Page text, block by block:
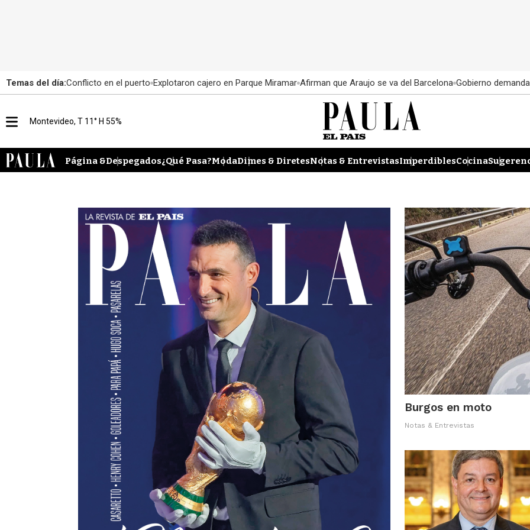
Temas del día:Conflicto en el puerto Explotaron cajero en Parque Miramar Afirman que Araujo se va del Barcelona Gobierno
M
u
Montevideo, T 11° H 55%
Página &Despegados¿Qué Pasa?ModaDimes & DiretesNotas & EntrevistasImperdiblesCocina
Burgos en moto
Notas & Entrevistas